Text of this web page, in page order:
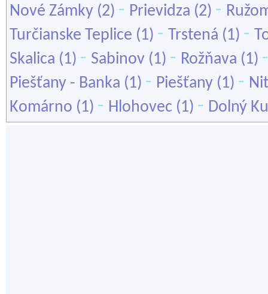
Nové Zámky (2) - Prievidza (2) -
Turčianske Teplice (1) - Trstená (1) -
Skalica (1) - Sabinov (1) - Rožňava (1)
Piešťany - Banka (1) - Piešťany (1) -
Komárno (1) - Hlohovec (1) - Dolný